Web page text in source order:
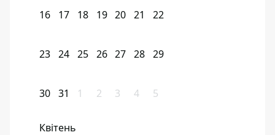
16 17 18 19 20 21 22
23 24 25 26 27 28 29
30 31 1 2 3 4 5
Квітень